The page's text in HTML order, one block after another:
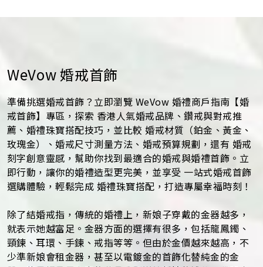
WeVow 婚戒首飾
準備挑選婚戒首飾？立即瀏覽 WeVow 婚禮商戶指南【婚
戒首飾】專區，探索 香港人氣婚戒品牌、鑽戒與對戒推
薦、婚禮珠寶搭配技巧，並比較 婚戒材質（鉑金、黃金、
玫瑰金）、婚戒尺寸測量方法、婚戒預算規劃，還有 婚戒
刻字創意靈感，幫助你找到最適合的婚戒與婚禮首飾。立
即行動，讓你的婚禮造型更完美，並享受 一站式婚戒首飾
選購體驗，輕鬆完成 婚禮珠寶搭配，打造專屬幸福時刻！
除了結婚戒指，傳統的婚禮上，新娘子穿戴的金器越多，
就表示她越富足。金器方面的選擇有很多，包括龍鳳鐲、
頸鍊、耳環、手鍊、戒指等等。但由於金價越來越高，不
少準新娘會租金器，甚至以電鍍金的首飾化替純金的金